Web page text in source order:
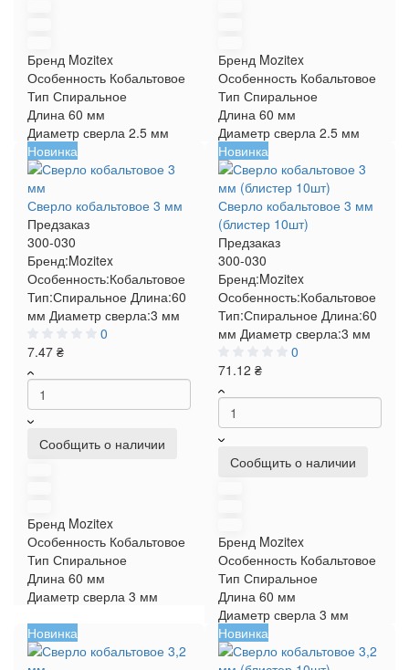
Бренд Mozitex
Особенность Кобальтовое
Тип Спиральное
Длина 60 мм
Диаметр сверла 2.5 мм
Бренд Mozitex
Особенность Кобальтовое
Тип Спиральное
Длина 60 мм
Диаметр сверла 2.5 мм
Новинка
Сверло кобальтовое 3 мм
Предзаказ
300-030
Бренд:Mozitex
Особенность:Кобальтовое
Тип:Спиральное Длина:60
мм Диаметр сверла:3 мм
0
7.47 ₴
Сообщить о наличии
Бренд Mozitex
Особенность Кобальтовое
Тип Спиральное
Длина 60 мм
Диаметр сверла 3 мм
Новинка
Сверло кобальтовое 3 мм
(блистер 10шт)
Предзаказ
300-030
Бренд:Mozitex
Особенность:Кобальтовое
Тип:Спиральное Длина:60
мм Диаметр сверла:3 мм
0
71.12 ₴
Сообщить о наличии
Бренд Mozitex
Особенность Кобальтовое
Тип Спиральное
Длина 60 мм
Диаметр сверла 3 мм
Новинка
Новинка